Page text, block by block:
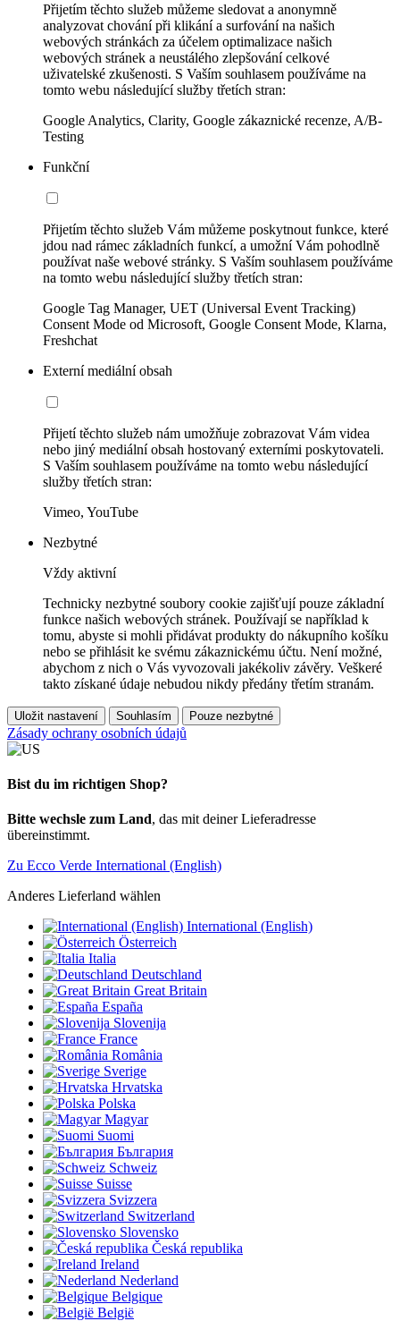
Přijetím těchto služeb můžeme sledovat a anonymně
analyzovat chování při klikání a surfování na našich
webových stránkách za účelem optimalizace našich
webových stránek a neustálého zlepšování celkové
uživatelské zkušenosti. S Vaším souhlasem používáme na
tomto webu následující služby třetích stran:
Google Analytics, Clarity, Google zákaznické recenze, A/B-
Testing
Funkční
Přijetím těchto služeb Vám můžeme poskytnout funkce, které
jdou nad rámec základních funkcí, a umožní Vám pohodlně
používat naše webové stránky. S Vaším souhlasem používáme
na tomto webu následující služby třetích stran:
Google Tag Manager, UET (Universal Event Tracking)
Consent Mode od Microsoft, Google Consent Mode, Klarna,
Freshchat
Externí mediální obsah
Přijetí těchto služeb nám umožňuje zobrazovat Vám videa
nebo jiný mediální obsah hostovaný externími poskytovateli.
S Vaším souhlasem používáme na tomto webu následující
služby třetích stran:
Vimeo, YouTube
Nezbytné
Vždy aktivní
Technicky nezbytné soubory cookie zajišťují pouze základní
funkce našich webových stránek. Používají se například k
tomu, abyste si mohli přidávat produkty do nákupního košíku
nebo se přihlásit ke svému zákaznickému účtu. Není možné,
abychom z nich o Vás vyvozovali jakékoliv závěry. Veškeré
takto získané údaje nebudou nikdy předány třetím stranám.
Uložit nastavení Souhlasím Pouze nezbytné
Zásady ochrany osobních údajů
Bist du im richtigen Shop?
Bitte wechsle zum Land, das mit deiner Lieferadresse
übereinstimmt.
Zu Ecco Verde International (English)
Anderes Lieferland wählen
International (English)
Österreich
Italia
Deutschland
Great Britain
España
Slovenija
France
România
Sverige
Hrvatska
Polska
Magyar
Suomi
България
Schweiz
Suisse
Svizzera
Switzerland
Slovensko
Česká republika
Ireland
Nederland
Belgique
België